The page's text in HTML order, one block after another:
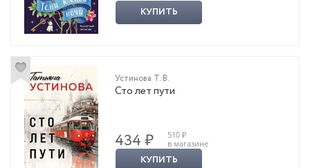
КУПИТЬ
Устинова Т. В.
Сто лет пути
434 ₽
510 ₽
в магазине
КУПИТЬ